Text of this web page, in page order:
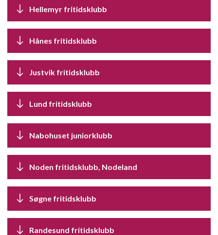
Hellemyr fritidsklubb
Hånes fritidsklubb
Justvik fritidsklubb
Lund fritidsklubb
Nabohuset juniorklubb
Noden fritidsklubb, Nodeland
Søgne fritidsklubb
Randesund fritidsklubb